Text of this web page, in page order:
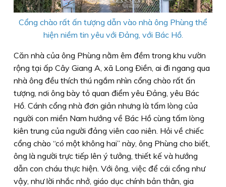
Cổng chào rất ấn tượng dẫn vào nhà ông Phùng thể
hiện niềm tin yêu với Ðảng, với Bác Hồ.
Căn nhà của ông Phùng nằm êm đềm trong khu vườn
rộng tại ấp Cây Giang A, xã Long Ðiền, ai đi ngang qua
nhà ông đều thích thú ngắm nhìn cổng chào rất ấn
tượng, nơi ông bày tỏ quan điểm yêu Ðảng, yêu Bác
Hồ. Cánh cổng nhà đơn giản nhưng là tấm lòng của
người con miền Nam hướng về Bác Hồ cùng tấm lòng
kiên trung của người đảng viên cao niên. Hỏi về chiếc
cổng chào “có một không hai” này, ông Phùng cho biết,
ông là người trực tiếp lên ý tưởng, thiết kế và hướng
dẫn con cháu thực hiện. Với ông, việc để cái cổng như
vậy, như lời nhắc nhở, giáo dục chính bản thân, gia